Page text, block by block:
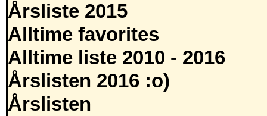
Årsliste 2015
Alltime favorites
Alltime liste 2010 - 2016
Årslisten 2016 :o)
Årslisten